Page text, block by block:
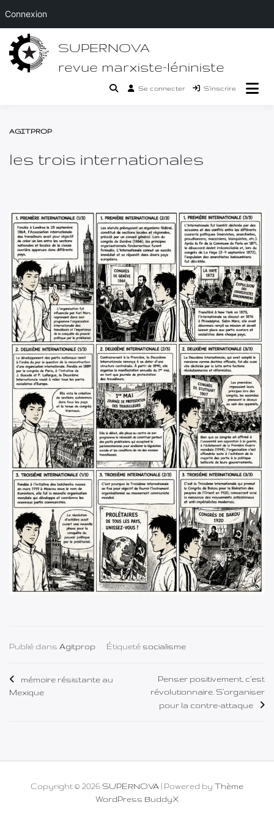
Passer
contenu
SUPERNOVA
revue marxiste-léniniste
Se connecter S’inscrire
AGITPROP
les trois internationales
Publié dans Agitprop Étiqueté socialisme
Navigation
mémoire résistante au
Mexique
Penser positivement, c’est
révolutionnaire. S’organiser
pour la contre-attaque
Copyright © 2026 SUPERNOVA | Powered by Thème
WordPress BuddyX
Connexion